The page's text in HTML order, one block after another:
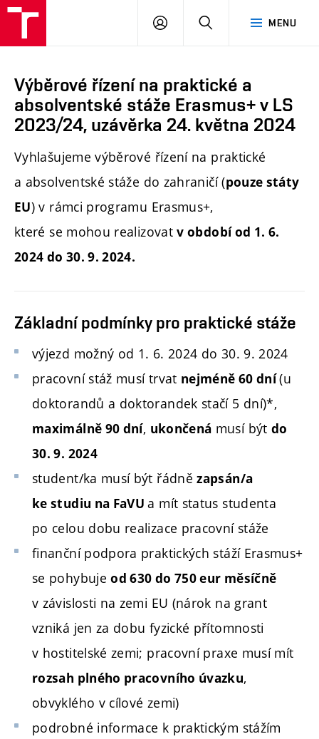
MENU
PŘIHLÁSIT
Výběrové řízení na praktické a
absolventské stáže Erasmus+ v LS
2023/24, uzávěrka 24. května 2024
Vyhlašujeme výběrové řízení na praktické
a absolventské stáže do zahraničí (pouze státy
EU) v rámci programu Erasmus+,
které se mohou realizovatv období od 1. 6.
2024 do 30. 9. 2024.
Základní podmínky pro praktické stáže
výjezd možný od 1. 6. 2024 do 30. 9. 2024
pracovní stáž musí trvat nejméně 60 dní(u
doktorandů a doktorandek stačí 5 dní)*,
maximálně 90 dní, ukončená musí být do
30. 9. 2024
student/ka musí být řádnězapsán/a
ke studiu na FaVUa mít status studenta
po celou dobu realizace pracovní stáže
finanční podpora praktických stáží Erasmus+
se pohybujeod 630 do 750 eur měsíčně
v závislosti na zemi EU (nárok na grant
vzniká jen za dobu fyzické přítomnosti
v hostitelské zemi; pracovní praxe musí mít
rozsah plného pracovního úvazku,
obvyklého v cílové zemi)
podrobné informace k praktickým stážím